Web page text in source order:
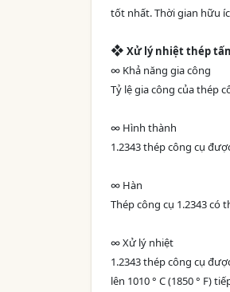
tốt nhất. Thời gian hữu
❖ Xử lý nhiệt thép
∞ Khả năng gia công
Tỷ lệ gia công của thép
∞ Hình thành
1.2343 thép công cụ
∞ Hàn
Thép công cụ 1.2343
∞ Xử lý nhiệt
1.2343 thép công cụ
lên 1010 ° C (1850 ° F)